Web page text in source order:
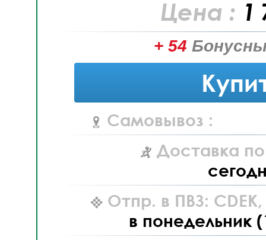
Цена : 1
+ 54
Самовывоз :
Доставка
Отпр. в ПВЗ: CDEK,
в понедельник